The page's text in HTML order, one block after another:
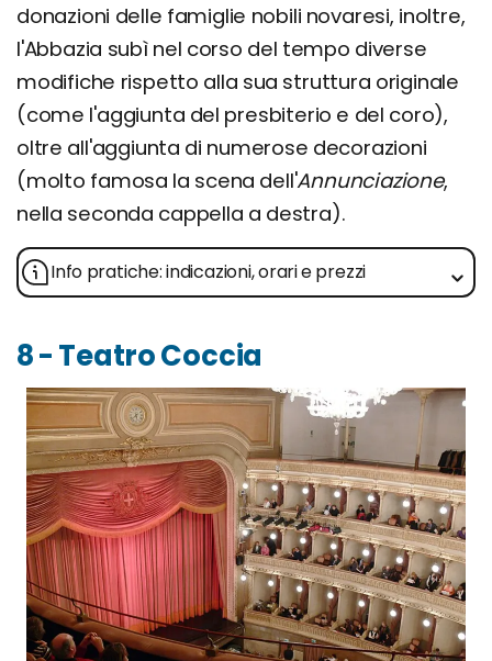
donazioni delle famiglie nobili novaresi, inoltre,
l'Abbazia subì nel corso del tempo diverse
modifiche rispetto alla sua struttura originale
(come l'aggiunta del presbiterio e del coro),
oltre all'aggiunta di numerose decorazioni
(molto famosa la scena dell'Annunciazione,
nella seconda cappella a destra).
Info pratiche: indicazioni, orari e prezzi
8 - Teatro Coccia